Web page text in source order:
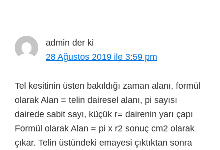
admin der ki
28 Ağustos 2019 ile 3:59 pm
Tel kesitinin üsten bakıldığı zaman alanı, formül
olarak Alan = telin dairesel alanı, pi sayısı
dairede sabit sayı, küçük r= dairenin yarı çapı
Formül olarak Alan = pi x r2 sonuç cm2 olarak
çıkar. Telin üstündeki emayesi çıktıktan sonra